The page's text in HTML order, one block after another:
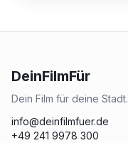
DeinFilmFür
Dein Film für deine Stadt.
info@deinfilmfuer.de
+49 241 9978 300